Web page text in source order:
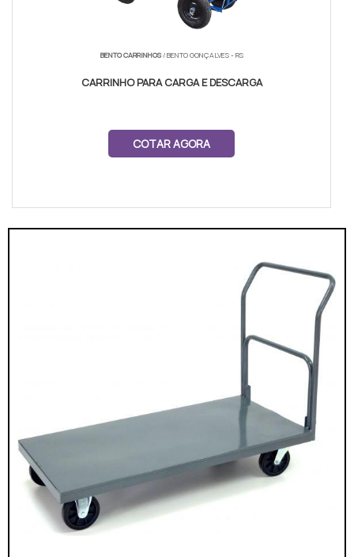
BENTO CARRINHOS/ BENTO GONÇALVES - RS
CARRINHO PARA CARGA E DESCARGA
COTAR AGORA